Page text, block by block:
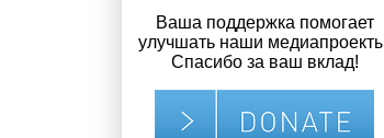
Ваша поддержка помогает
улучшать наши
Спасибо за ваш вклад!